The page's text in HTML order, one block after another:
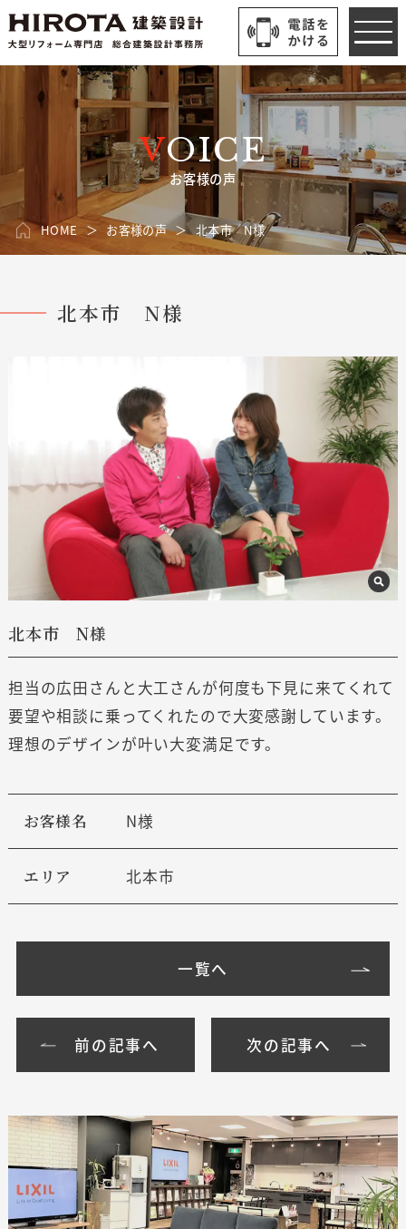
VOICE
お客様の声
HOME お客様の声 北本市 N様
北本市 N様
北本市 N様
担当の広田さんと大工さんが何度も下見に来てくれて
要望や相談に乗ってくれたので大変感謝しています。
理想のデザインが叶い大変満足です。
お客様名 N様
エリア 北本市
前の記事へ
一覧へ
次の記事へ